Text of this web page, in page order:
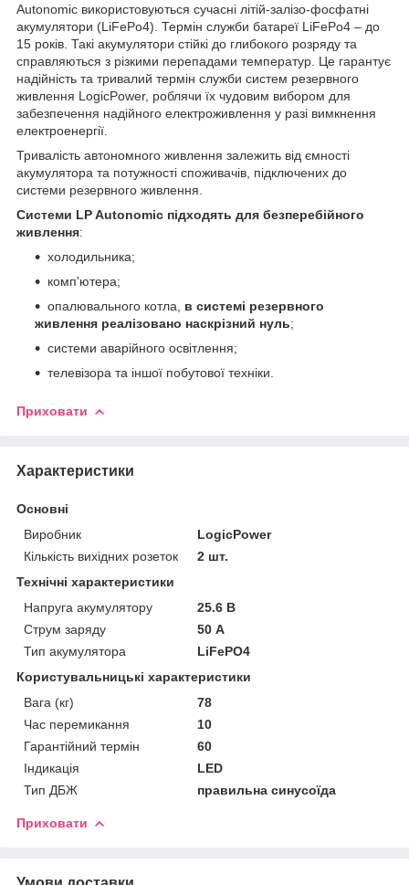
Autonomic використовуються сучасні літій-залізо-фосфатні
акумулятори (LiFePo4). Термін служби батареї LiFePo4 – до
15 років. Такі акумулятори стійкі до глибокого розряду та
справляються з різкими перепадами температур. Це гарантує
надійність та тривалий термін служби систем резервного
живлення LogicPower, роблячи їх чудовим вибором для
забезпечення надійного електроживлення у разі вимкнення
електроенергії.
Тривалість автономного живлення залежить від ємності
акумулятора та потужності споживачів, підключених до
системи резервного живлення.
Системи LP Autonomic підходять для безперебійного
живлення:
холодильника;
комп'ютера;
опалювального котла,
в системі резервного
живлення реалізовано наскрізний нуль;
системи аварійного освітлення;
телевізора та іншої побутової техніки.
Приховати
Характеристики
Основні
Виробник
LogicPower
Кількість вихідних розеток
2 шт.
Технічні характеристики
Напруга акумулятору
25.6 В
Струм заряду
50 А
Тип акумулятора
LiFePO4
Користувальницькі характеристики
Вага (кг)
78
Час перемикання
10
Гарантійний термін
60
Індикація
LED
Тип ДБЖ
правильна синусоїда
Приховати